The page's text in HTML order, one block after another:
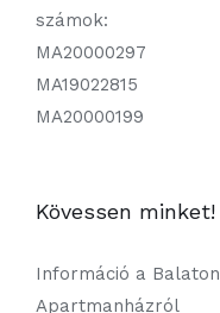
számok:
MA20000297
MA19022815
MA20000199
Kövessen minket!
Információ a Balaton
Apartmanházról